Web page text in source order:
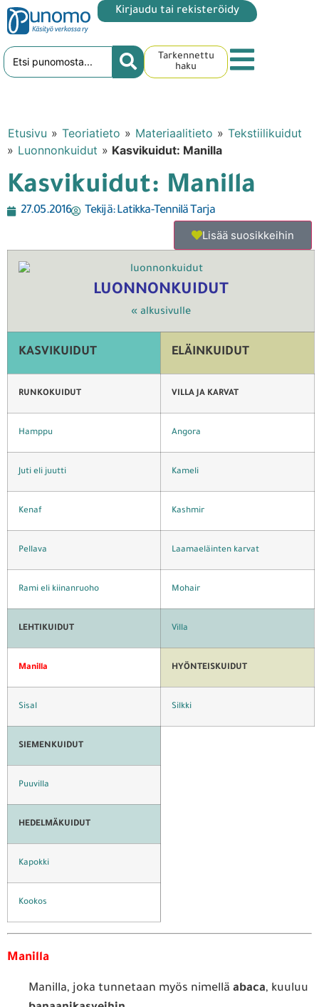
Kirjaudu tai rekisteröidy
Tarkennettu
haku
Etusivu » Teoriatieto » Materiaalitieto » Tekstiilikuidut
» Luonnonkuidut » Kasvikuidut: Manilla
Kasvikuidut: Manilla
27.05.2016 Tekijä:Latikka-Tennilä Tarja
Lisää suosikkeihin
LUONNONKUIDUT
« alkusivulle
KASVIKUIDUT ELÄINKUIDUT
RUNKOKUIDUT VILLA JA KARVAT
Hamppu Angora
Juti eli juutti Kameli
Kenaf Kashmir
Pellava Laamaeläinten karvat
Rami eli kiinanruoho Mohair
LEHTIKUIDUT Villa
Manilla HYÖNTEISKUIDUT
Sisal Silkki
SIEMENKUIDUT
Puuvilla
HEDELMÄKUIDUT
Kapokki
Kookos
Manilla
Manilla, joka tunnetaan myös nimellä abaca, kuuluu